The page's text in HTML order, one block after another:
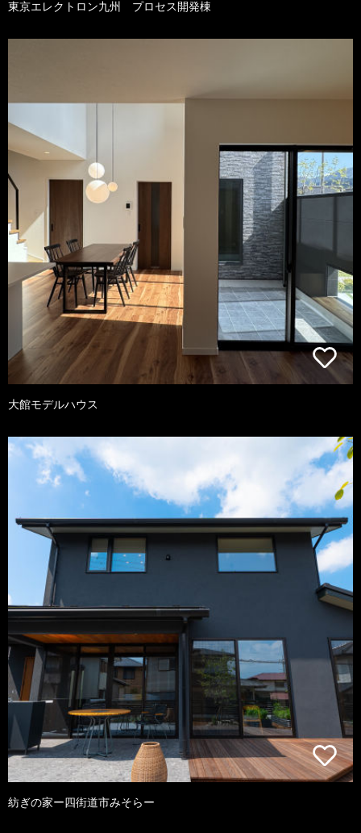
東京エレクトロン九州 プロセス開発棟
大館モデルハウス
紡ぎの家ー四街道市みそらー